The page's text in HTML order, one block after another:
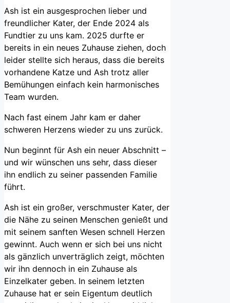
Ash ist ein ausgesprochen lieber und
freundlicher Kater, der Ende 2024 als
Fundtier zu uns kam. 2025 durfte er
bereits in ein neues Zuhause ziehen, doch
leider stellte sich heraus, dass die bereits
vorhandene Katze und Ash trotz aller
Bemühungen einfach kein harmonisches
Team wurden.
Nach fast einem Jahr kam er daher
schweren Herzens wieder zu uns zurück.
Nun beginnt für Ash ein neuer Abschnitt –
und wir wünschen uns sehr, dass dieser
ihn endlich zu seiner passenden Familie
führt.
Ash ist ein großer, verschmuster Kater, der
die Nähe zu seinen Menschen genießt und
mit seinem sanften Wesen schnell Herzen
gewinnt. Auch wenn er sich bei uns nicht
als gänzlich unverträglich zeigt, möchten
wir ihn dennoch in ein Zuhause als
Einzelkater geben. In seinem letzten
Zuhause hat er sein Eigentum deutlich